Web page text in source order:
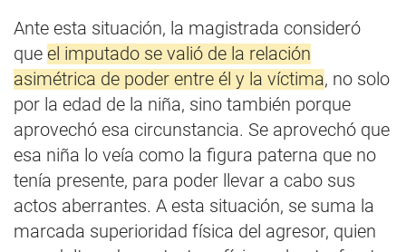
Ante esta situación, la magistrada consideró
que el imputado se valió de la relación
asimétrica de poder entre él y la víctima, no solo
por la edad de la niña, sino también porque
aprovechó esa circunstancia. Se aprovechó que
esa niña lo veía como la figura paterna que no
tenía presente, para poder llevar a cabo sus
actos aberrantes. A esta situación, se suma la
marcada superioridad física del agresor, quien